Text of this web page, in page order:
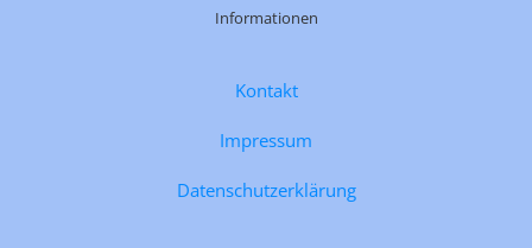
Informationen
Kontakt
Impressum
Datenschutzerklärung